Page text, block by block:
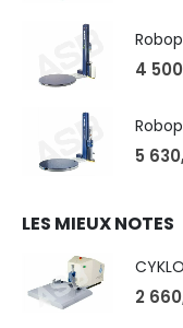
4
5
LES MIEUX NOTES
2